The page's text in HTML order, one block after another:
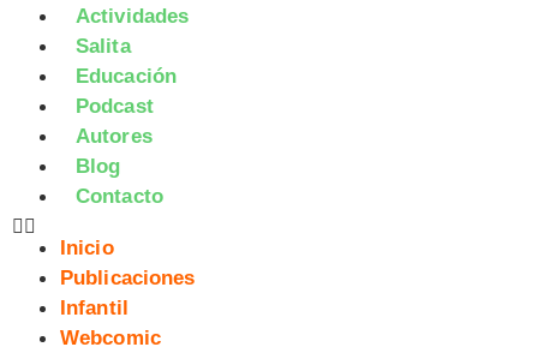
Actividades
Salita
Educación
Podcast
Autores
Blog
Contacto
Inicio
Publicaciones
Infantil
Webcomic